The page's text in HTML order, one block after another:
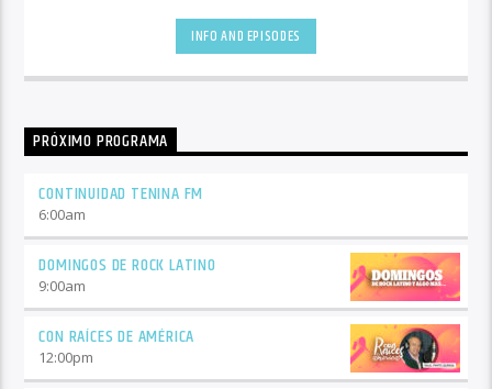
INFO AND EPISODES
PRÓXIMO PROGRAMA
CONTINUIDAD TENINA FM
6:00am
DOMINGOS DE ROCK LATINO
9:00am
CON RAÍCES DE AMÉRICA
12:00pm